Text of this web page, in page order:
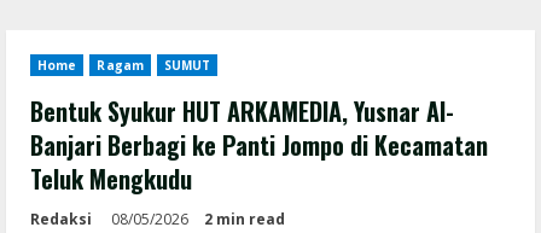
Home Ragam SUMUT
Bentuk Syukur HUT ARKAMEDIA, Yusnar Al-
Banjari Berbagi ke Panti Jompo di Kecamatan
Teluk Mengkudu
Redaksi 08/05/2026 2 min read